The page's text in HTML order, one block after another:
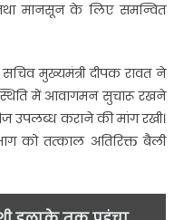
मानसून के लिए समन्वित
मुख्यमंत्री दीपक रावत ने
में आवागमन सुचारू रखने
उपलब्ध कराने की मांग रखी।
को तत्काल अतिरिक्त बैली